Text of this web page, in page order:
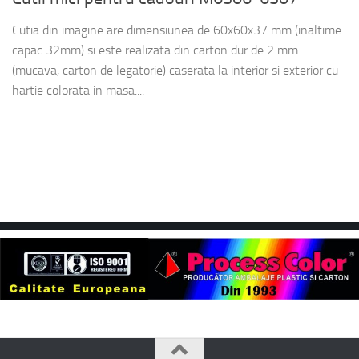
Cutia din imagine are dimensiunea de 60x60x37 mm (inaltime
capac 32mm) si este realizata din carton dur de 2 mm
(mucava, carton de legatorie) caserata la interior si exterior cu
hartie colorata in masa....